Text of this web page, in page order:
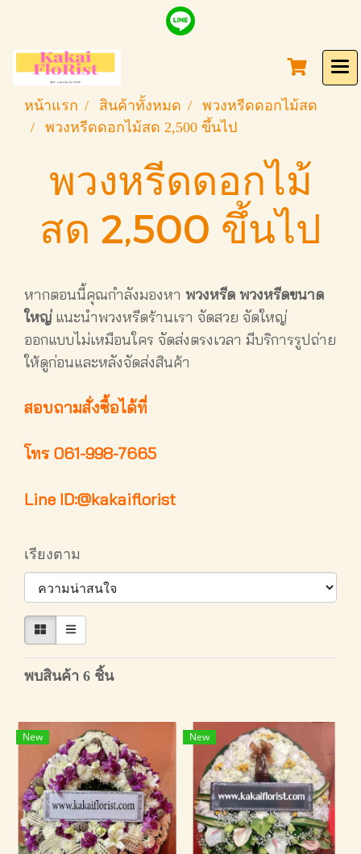
หน้าแรก สินค้าทั้งหมด
พวงหรีดดอกไม้สด
พวงหรีดดอกไม้สด 2,500 ขึ้นไป
พวงหรีดดอกไม้
สด 2,500 ขึ้นไป
หากตอนนี้คุณกำลังมองหา พวงหรีด พวงหรีดขนาด
ใหญ่แนะนำพวงหรีดร้านเรา จัดสวย จัดใหญ่
ออกแบบไม่เหมือนใคร จัดส่งตรงเวลา มีบริการรูปถ่าย
ให้ดูก่อนและหลังจัดส่งสินค้า
สอบถามสั่งซื้อได้ที่
โทร 061-998-7665
Line ID:@kakaiflorist
เรียงตาม
พบสินค้า 6 ชิ้น
New New